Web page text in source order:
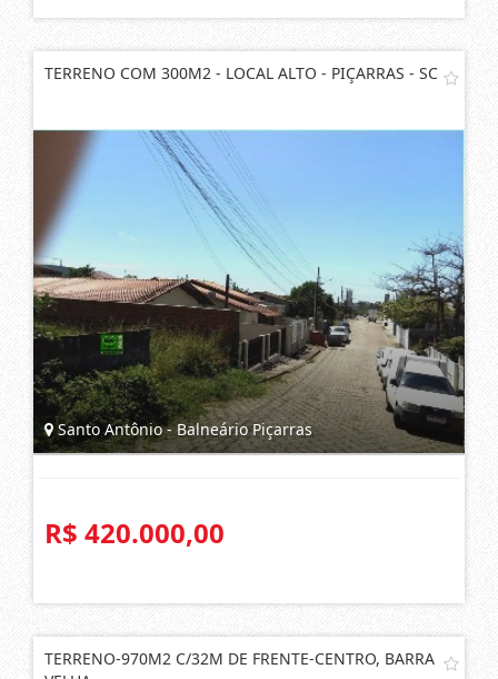
TERRENO COM 300M2 - LOCAL ALTO - PIÇARRAS - SC
Santo Antônio - Balneário Piçarras
R$ 420.000,00
TERRENO-970M2 C/32M DE FRENTE-CENTRO, BARRA